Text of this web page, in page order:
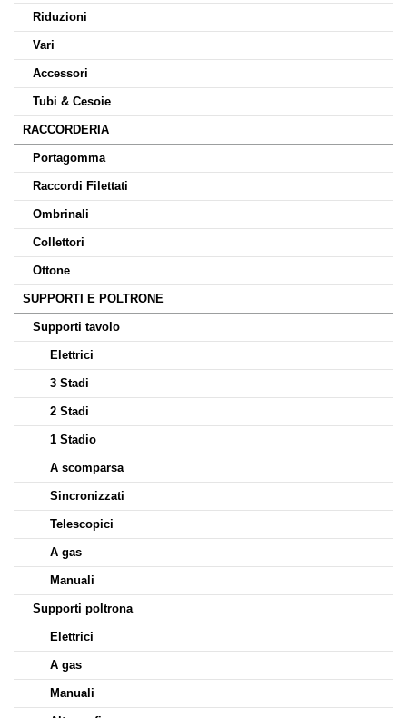
Riduzioni
Vari
Accessori
Tubi & Cesoie
RACCORDERIA
Portagomma
Raccordi Filettati
Ombrinali
Collettori
Ottone
SUPPORTI E POLTRONE
Supporti tavolo
Elettrici
3 Stadi
2 Stadi
1 Stadio
A scomparsa
Sincronizzati
Telescopici
A gas
Manuali
Supporti poltrona
Elettrici
A gas
Manuali